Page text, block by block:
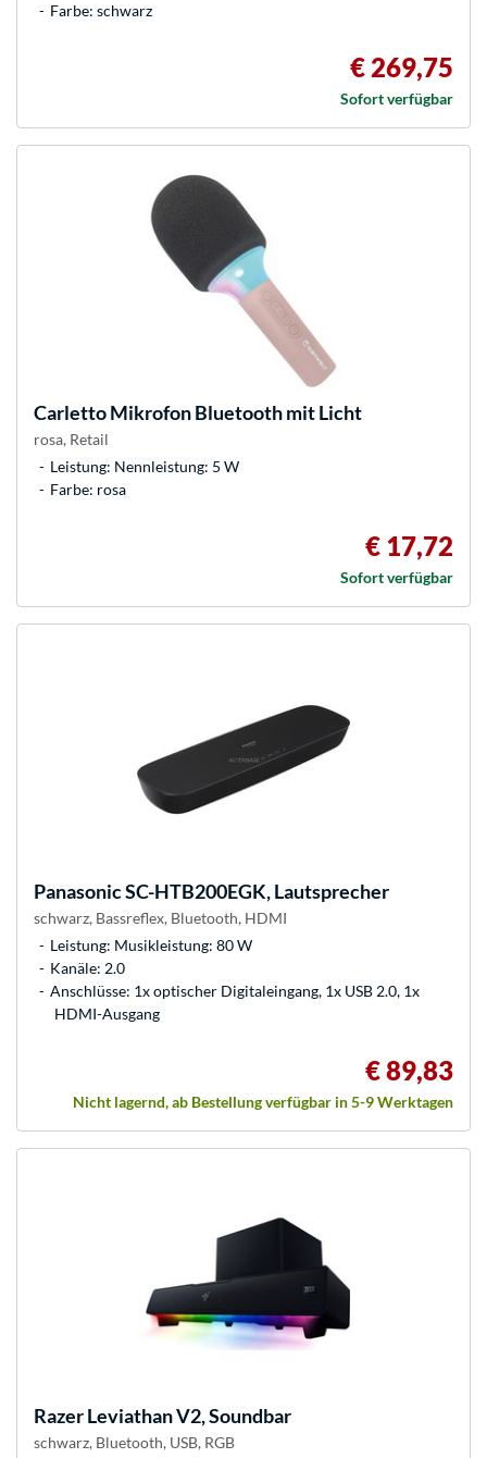
Farbe: schwarz
€ 269,75
Sofort verfügbar
CarlettoMikrofon Bluetooth mit Licht
rosa, Retail
Leistung: Nennleistung: 5 W
Farbe: rosa
€ 17,72
Sofort verfügbar
PanasonicSC-HTB200EGK, Lautsprecher
schwarz, Bassreflex, Bluetooth, HDMI
Leistung: Musikleistung: 80 W
Kanäle: 2.0
Anschlüsse: 1x optischer Digitaleingang, 1x USB 2.0, 1x
HDMI-Ausgang
€ 89,83
Nicht lagernd, ab Bestellung verfügbar in 5-9 Werktagen
RazerLeviathan V2, Soundbar
schwarz, Bluetooth, USB, RGB